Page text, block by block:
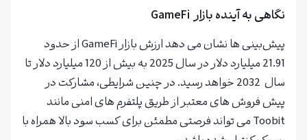
نگاهی به آینده بازار GameFi
پیش‌بینی‌ ها نشان می‌ دهد ارزش بازار GameFi از حدود
21.91 میلیارد دلار در سال 2025 به بیش از 120 میلیارد دلار تا
سال 2032‌ خواهد رسید. در چنین شرایطی، مشارکت در
پیش‌ فروش ‌های معتبر از طریق پلتفرم‌ های امنی مانند
Toobit می‌ تواند فرصتی مطمئن برای کسب سود بالا همراه با